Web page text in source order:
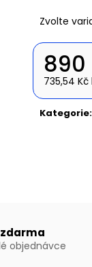
Zvolte
890
735,54 Kč
Kategorie:
objednávce